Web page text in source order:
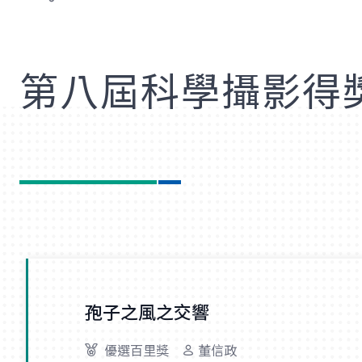
第八屆科學攝影得
孢子之風之交響
優選百里獎 董信政